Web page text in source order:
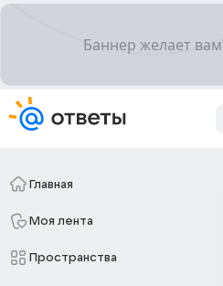
Главная
Моя лента
Пространства